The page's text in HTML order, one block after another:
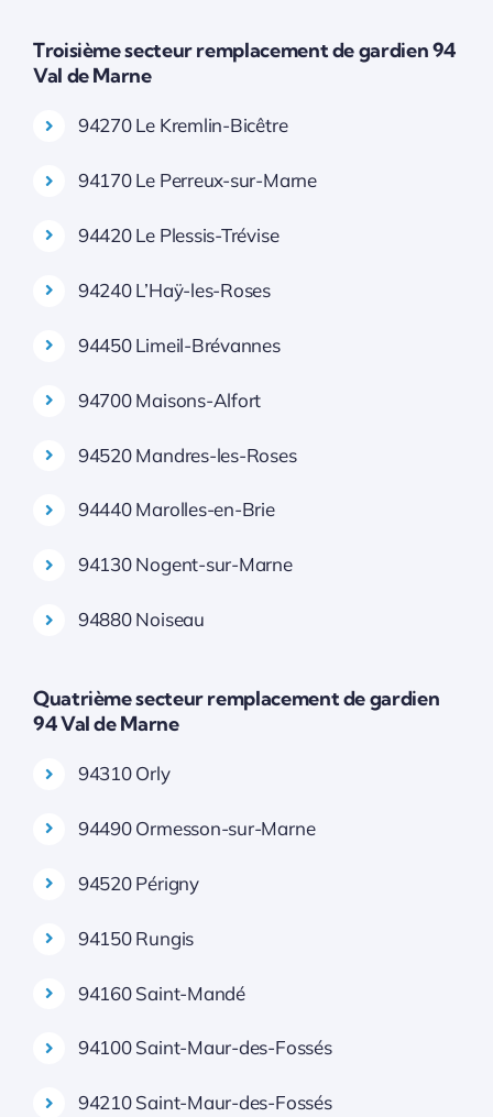
Troisième secteur remplacement de gardien 94
Val de Marne
94270 Le Kremlin-Bicêtre
94170 Le Perreux-sur-Marne
94420 Le Plessis-Trévise
94240 L’Haÿ-les-Roses
94450 Limeil-Brévannes
94700 Maisons-Alfort
94520 Mandres-les-Roses
94440 Marolles-en-Brie
94130 Nogent-sur-Marne
94880 Noiseau
Quatrième secteur remplacement de gardien
94 Val de Marne
94310 Orly
94490 Ormesson-sur-Marne
94520 Périgny
94150 Rungis
94160 Saint-Mandé
94100 Saint-Maur-des-Fossés
94210 Saint-Maur-des-Fossés